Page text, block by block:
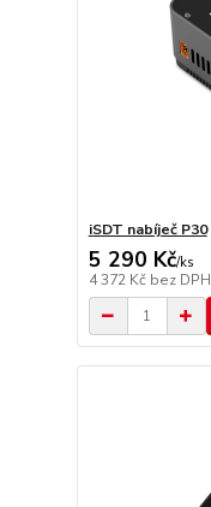
iSDT nabíječ P30
5 290 Kč/ks
4 372 Kč bez DPH